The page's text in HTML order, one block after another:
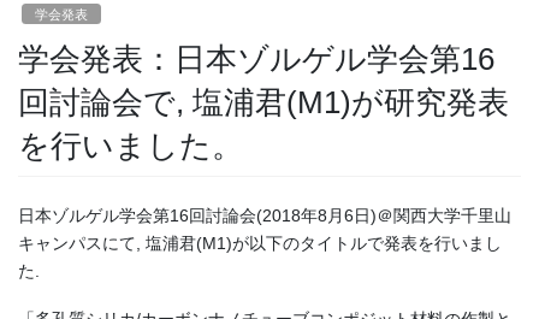
学会発表
学会発表：日本ゾルゲル学会第16
回討論会で, 塩浦君(M1)が研究発表
を行いました。
日本ゾルゲル学会第16回討論会(2018年8月6日)＠関西大学千里山
キャンパスにて, 塩浦君(M1)が以下のタイトルで発表を行いまし
た.